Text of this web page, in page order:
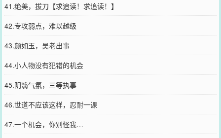
41.绝美，拔刀【求追读！求追读！】
42.专攻弱点，难以越级
43.颜如玉，吴老出事
44.小人物没有犯错的机会
45.阴翳气氛，三等执事
46.世道不应该这样，忍耐一课
47.一个机会，你别怪我…